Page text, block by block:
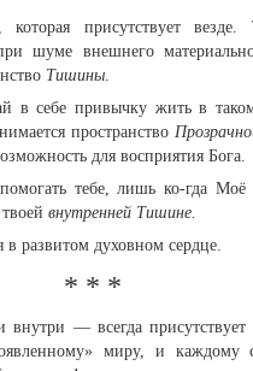
которая присутствует
шуме внешнего
Тишины.
в себе привычку жить в
пространство
для восприятия Бога.
тебе, лишь ко-гда Моё
внутренней Тишине.
в развитом духовном сердце.
* * *
внутри — всегда
миру, и каждому